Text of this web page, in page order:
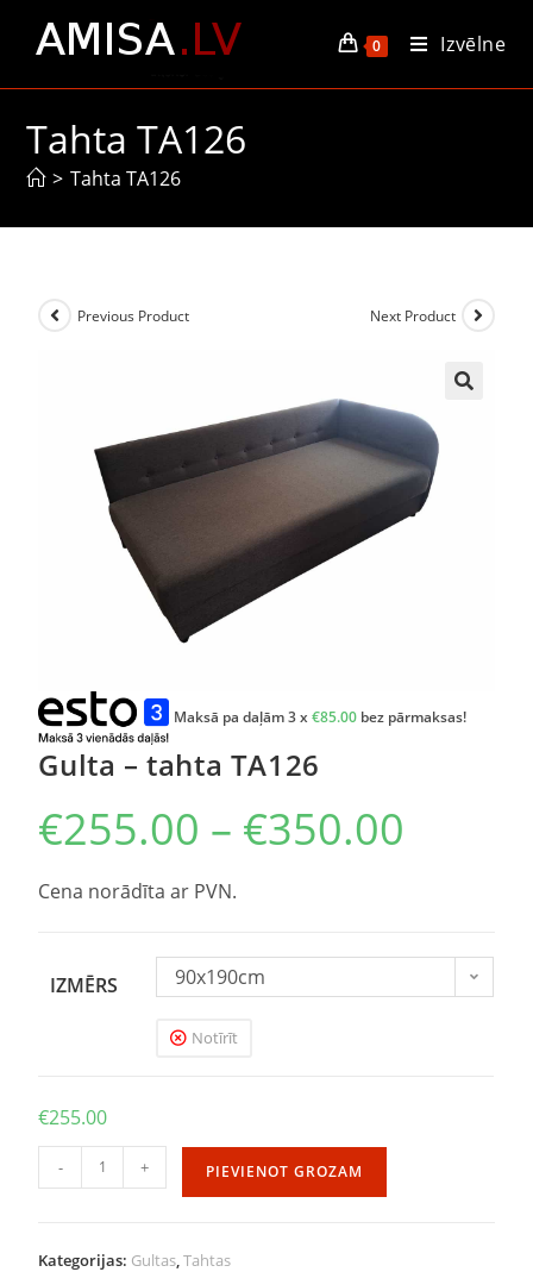
0 Izvēlne
Tahta TA126
> Tahta TA126
Previous Product Next Product
Maksā pa daļām 3 x€85.00 bez pārmaksas!
Gulta – tahta TA126
€255.00 – €350.00
Cena norādīta ar PVN.
IZMĒRS 90x190cm
Notīrīt
€255.00
- + PIEVIENOT GROZAM
Kategorijas: Gultas,Tahtas